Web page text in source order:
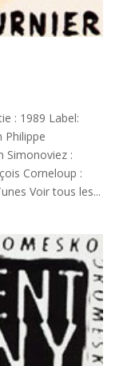
: 1989 Label:
Philippe
Simonoviez :
Corneloup :
Voir tous les...